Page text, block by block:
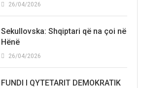
26/04/2026
Sekullovska: Shqiptari që na çoi në
Hënë
26/04/2026
FUNDI I QYTETARIT DEMOKRATIK